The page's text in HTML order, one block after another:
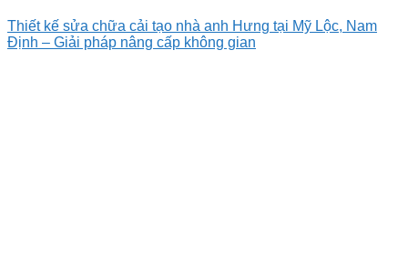
Thiết kế sửa chữa cải tạo nhà anh Hưng tại Mỹ Lộc, Nam
Định – Giải pháp nâng cấp không gian